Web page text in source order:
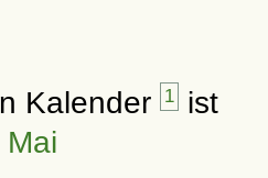
Kalender 1 ist
Mai